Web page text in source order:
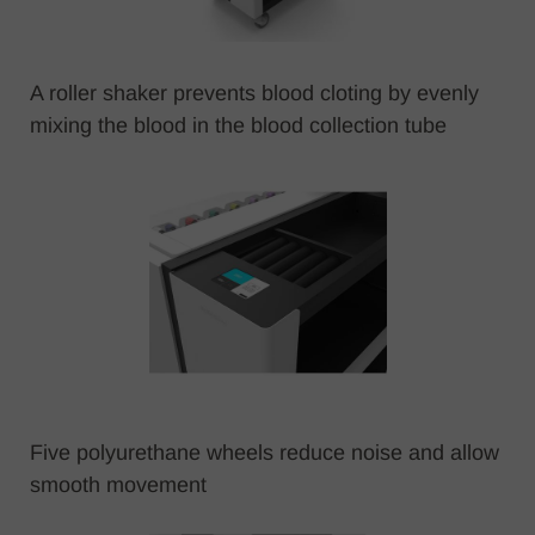
A roller shaker prevents blood cloting by evenly
mixing the blood in the blood collection tube
Five polyurethane wheels reduce noise and allow
smooth movement